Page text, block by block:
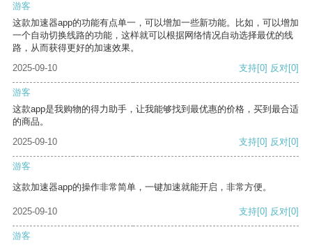
游客
这款加速器app的功能有点单一，可以增加一些新功能。比如，可以增加
一个自动切换线路的功能，这样就可以根据网络情况自动选择最优的线
路，从而获得更好的加速效果。
2025-09-10
支持[0] 反对[0]
游客
这款app是我购物的得力助手，让我能够找到最优惠的价格，买到最合适
的商品。
2025-09-10
支持[0] 反对[0]
游客
这款加速器app的操作非常简单，一键加速就能开启，非常方便。
2025-09-10 支持[0] 反对[0]
游客